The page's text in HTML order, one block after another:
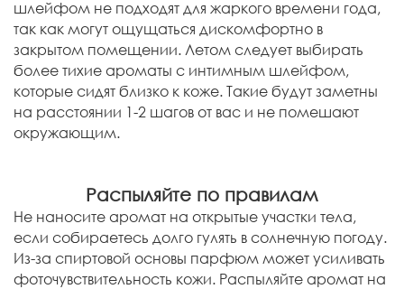
шлейфом не подходят для жаркого времени года,
так как могут ощущаться дискомфортно в
закрытом помещении. Летом следует выбирать
более тихие ароматы с интимным шлейфом,
которые сидят близко к коже. Такие будут заметны
на расстоянии 1-2 шагов от вас и не помешают
окружающим.
Распыляйте по правилам
Не наносите аромат на открытые участки тела,
если собираетесь долго гулять в солнечную погоду.
Из-за спиртовой основы парфюм может усиливать
фоточувствительность кожи. Распыляйте аромат на